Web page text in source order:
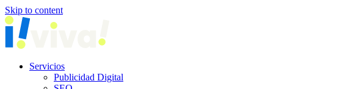
Skip to content
Servicios
Publicidad Digital